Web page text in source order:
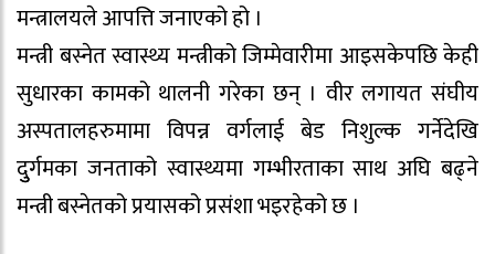
मन्त्रालयले आपत्ति जनाएको हो ।
मन्त्री बस्नेत स्वास्थ्य मन्त्रीको जिम्मेवारीमा आइसकेपछि केही
सुधारका कामको थालनी गरेका छन् । वीर लगायत संघीय
अस्पतालहरुमामा विपन्न वर्गलाई बेड निशुल्क गर्नेदेखि
दुुर्गमका जनताको स्वास्थ्यमा गम्भीरताका साथ अघि बढ्ने
मन्त्री बस्नेतको प्रयासको प्रसंशा भइरहेको छ ।